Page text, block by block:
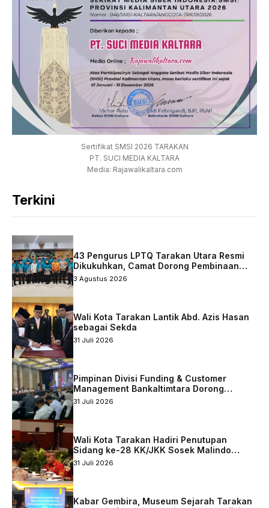
Sertifikat SMSI 2026 TARAKAN
PT. SUCI MEDIA KALTARA
Media: Rajawalikaltara.com
Terkini
43 Pengurus LPTQ Tarakan Utara Resmi
Dikukuhkan, Camat Dorong Pembinaan
Qurani Berkelanjutan
3 Agustus 2026
Wali Kota Tarakan Lantik Abd. Azis Hasan
sebagai Sekda
31 Juli 2026
Pimpinan Divisi Funding & Customer
Management Bankaltimtara Dorong
Percepatan Digitalisasi Keuangan di Kota
31 Juli 2026
Wali Kota Tarakan Hadiri Penutupan
Sidang ke-28 KK/JKK Sosek Malindo
Tingkat Kaltara–Sabah
31 Juli 2026
Kabar Gembira, Museum Sejarah Tarakan